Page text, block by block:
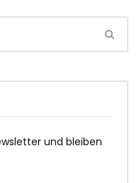
und bleiben